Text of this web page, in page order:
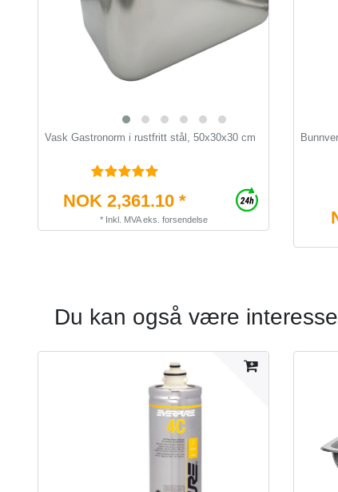
Vask Gastronorm i rustfritt stål, 50x30x30 cm
NOK 2,361.10 *
* Inkl. MVAeks. forsendelse
Du kan også være